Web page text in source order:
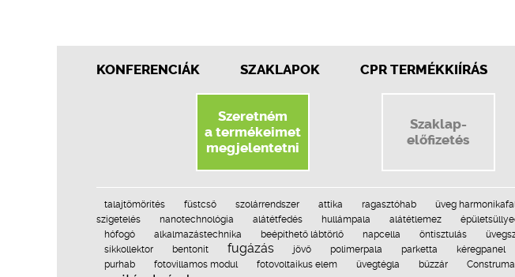
KONFERENCIÁK SZAKLAPOK CPR TERMÉKKIÍRÁS
Szeretném
a termékeimet
megjelentetni
Szaklap-
előfizetés
talajtömörítés füstcső szolárrendszer attika ragasztóhab üveg
szigetelés
nanotechnológia alátétfedés hullámpala alátétlemez
hófogó
alkalmazástechnika beépíthető lábtörlő napcella öntisztulás
síkkollektor
bentonit fugázás jövő polimerpala parketta kéregpanel
purhab
fotovillamos modul fotovoltaikus elem üvegtégla bűzzár